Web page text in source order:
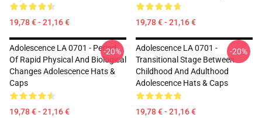
19,78 € - 21,16 € 19,78 € - 21,16 €
Adolescence LA 0701 - Period
Of Rapid Physical And Biological
Changes Adolescence Hats &
Caps
19,78 € - 21,16 €
-20%
Adolescence LA 0701 -
Transitional Stage Between
Childhood And Adulthood
Adolescence Hats & Caps
19,78 € - 21,16 €
-20%